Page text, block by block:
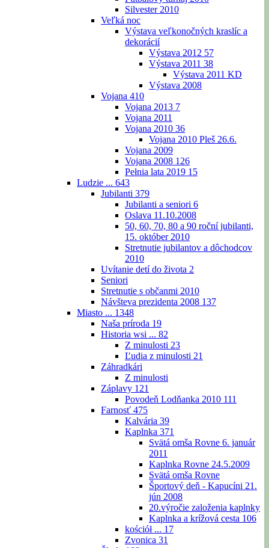
Silvester 2010
Veľká noc
Výstava veľkonočných kraslíc a
dekorácií
Výstava 2012 57
Výstava 2011 38
Výstava 2011 KD
Výstava 2008
Vojana 410
Vojana 2013 7
Vojana 2011
Vojana 2010 36
Vojana 2010 Pleš 26.6.
Vojana 2009
Vojana 2008 126
Pełnia lata 2019 15
Ludzie ... 643
Jubilanti 379
Jubilanti a seniori 6
Oslava 11.10.2008
50, 60, 70, 80 a 90 roční jubilanti,
15. október 2010
Stretnutie jubilantov a dôchodcov
2010
Uvítanie detí do života 2
Seniori
Stretnutie s občanmi 2010
Návšteva prezidenta 2008 137
Miasto ... 1348
Naša príroda 19
Historia wsi ... 82
Z minulosti 23
Ľudia z minulosti 21
Záhradkári
Z minulosti
Záplavy 121
Povodeň Lodňanka 2010 111
Farnosť 475
Kalvária 39
Kaplnka 371
Svätá omša Rovne 6. január
2011
Kaplnka Rovne 24.5.2009
Svätá omša Rovne
Športový deň - Kapucíni 21.
jún 2008
20.výročie založenia kaplnky
Kaplnka a krížová cesta 106
kościół ... 17
Zvonica 31